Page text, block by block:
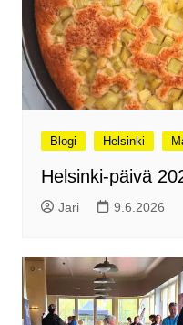
Blogi Helsinki
Helsinki-päivä
Jari 9.6.2026